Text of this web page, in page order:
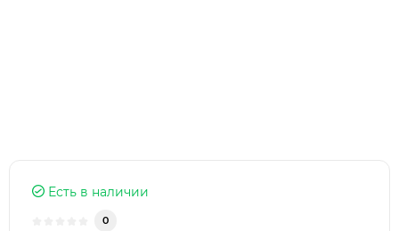
Есть в наличии
0